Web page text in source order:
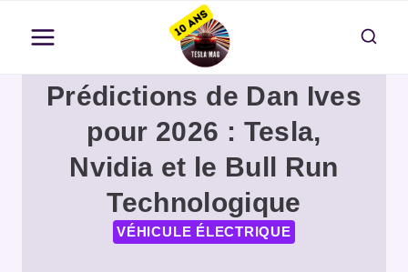
contenu
Prédictions de Dan Ives
pour 2026 : Tesla,
Nvidia et le Bull Run
Technologique
VÉHICULE ÉLECTRIQUE